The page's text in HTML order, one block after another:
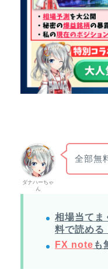
ダナハーちゃ
ん
全部無
相場当てま
料で読める
FX note も